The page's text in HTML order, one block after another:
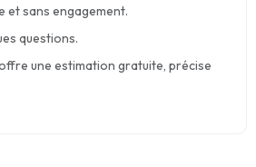
et sans engagement.
questions.
une estimation gratuite, précise